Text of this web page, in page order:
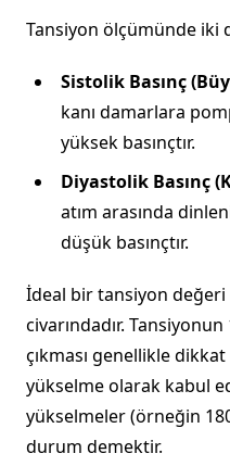
Tansiyon ölçümünde iki
Sistolik Basınç
kanı damarlara
yüksek basınçtır.
Diyastolik Basınç
atım arasında
düşük basınçtır.
İdeal bir tansiyon
civarındadır.
çıkması genellikle
yükselme olarak kabul
yükselmeler (örneğin
durum demektir.